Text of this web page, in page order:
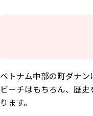
ベトナム中部の町ダナン
ビーチはもちろん、歴
ります。